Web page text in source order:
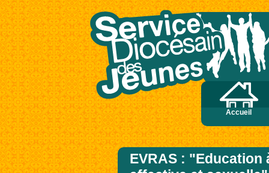
; qui s’en détache en ce monde la gardera pour la vie éternelle. Si
Accueil
EVRAS : "Education